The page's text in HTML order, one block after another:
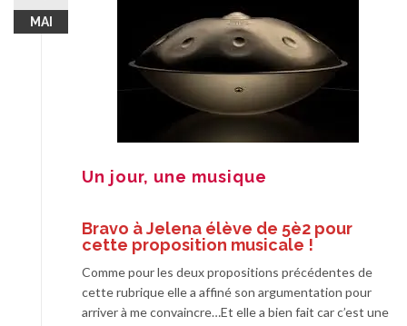
MAI
Un jour, une musique
Bravo à Jelena élève de 5è2 pour
cette proposition musicale !
Comme pour les deux propositions précédentes de
cette rubrique elle a affiné son argumentation pour
arriver à me convaincre…Et elle a bien fait car c’est une